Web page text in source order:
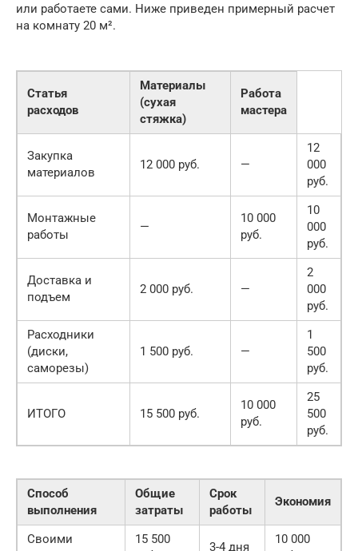
или работаете сами. Ниже приведен примерный расчет
на комнату 20 м².
Статья
расходов
Материалы
(сухая
стяжка)
Работа
мастера
Закупка
материалов
12 000 руб. —
12
000
руб.
Монтажные
работы
—
10 000
руб.
10
000
руб.
Доставка и
подъем
2 000 руб. —
2
000
руб.
Расходники
(диски,
саморезы)
1 500 руб. —
1
500
руб.
ИТОГО 15 500 руб.
10 000
руб.
25
500
руб.
Способ
выполнения
Общие
затраты
Срок
работы
Экономия
Своими
15 500
3-4 дня
10 000